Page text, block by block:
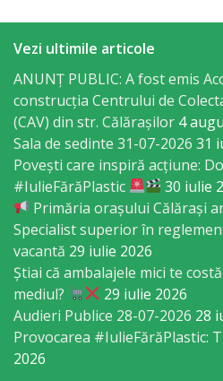
Dispoziții
Proiecte
de
decizii
Deciziile
Consiliului
Consiliul
de
tineret
Activitatea
Vezi ultimile articole
ANUNȚ PUBLIC: A fost emis
construcția Centrului de
(CAV) din str. Călărașilor 4
Sala de sedinte 31-07-2026 31
Povești care inspiră acțiune:
#IulieFărăPlastic
30 iulie
Primăria orașului Călărași
Specialist superior în
vacantă 29 iulie 2026
Știai că ambalajele mici te
mediul?
29 iulie 2026
Audieri Publice 28-07-2026 28
Provocarea #IulieFărăPlastic:
2026